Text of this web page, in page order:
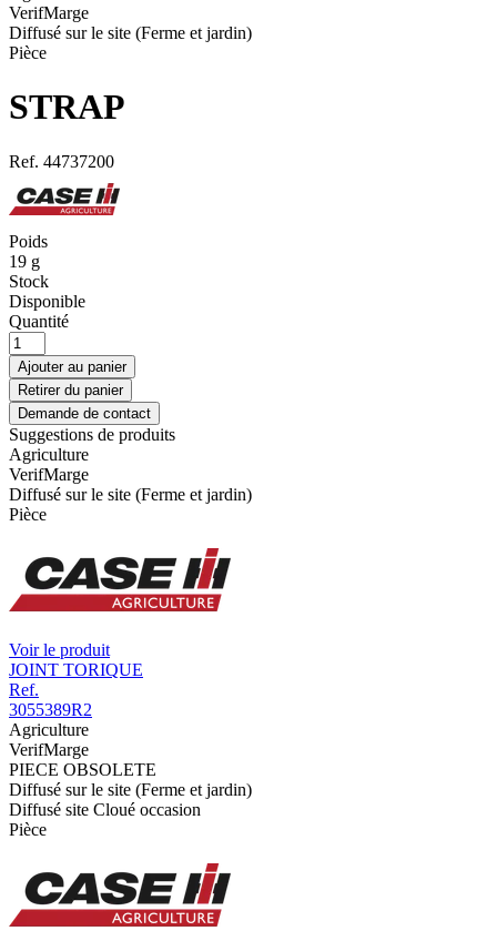
VerifMarge
Diffusé sur le site (Ferme et jardin)
Pièce
STRAP
Ref. 44737200
Poids
19 g
Stock
Disponible
Quantité
Ajouter au panier
Retirer du panier
Demande de contact
Suggestions de produits
Agriculture
VerifMarge
Diffusé sur le site (Ferme et jardin)
Pièce
Voir le produit
JOINT TORIQUE
Ref.
3055389R2
Agriculture
VerifMarge
PIECE OBSOLETE
Diffusé sur le site (Ferme et jardin)
Diffusé site Cloué occasion
Pièce